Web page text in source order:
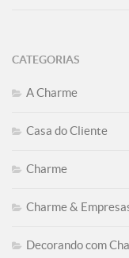
CATEGORIAS
A Charme
Casa do Cliente
Charme
Charme &
Decorando com